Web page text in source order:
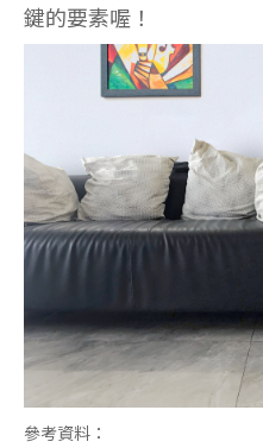
鍵的要素喔！
參考資料：